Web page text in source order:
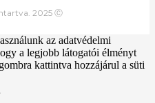
2025 Ⓒ
az adatvédelmi
a legjobb látogatói élményt
kattintva hozzájárul a süti